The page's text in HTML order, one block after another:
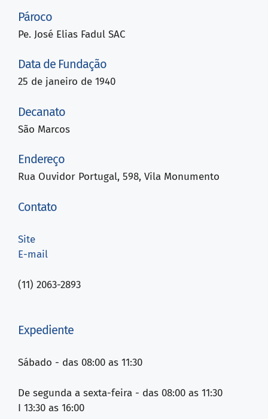
Pároco
Pe. José Elias Fadul SAC
Data de Fundação
25 de janeiro de 1940
Decanato
São Marcos
Endereço
Rua Ouvidor Portugal, 598, Vila Monumento
Contato
Site
E-mail
(11) 2063-2893
Expediente
Sábado - das 08:00 as 11:30
De segunda a sexta-feira - das 08:00 as 11:30
I 13:30 as 16:00